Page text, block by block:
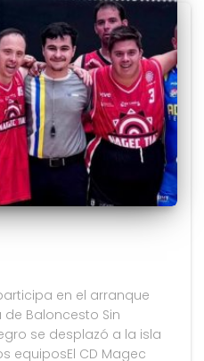
en el arranque
Baloncesto Sin
se desplazó a la isla
equiposEl CD Magec